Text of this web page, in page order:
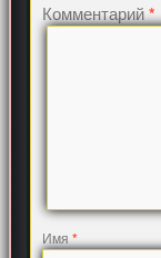
Комментарий*
Имя*